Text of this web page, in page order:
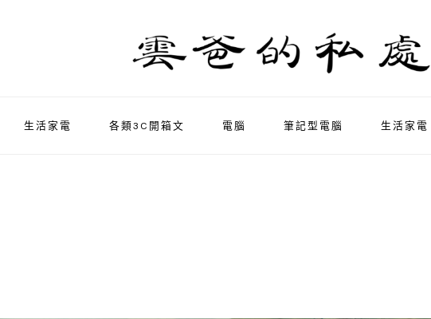
生活家電 各類3C開箱文 電腦 筆記型電腦 生活家電